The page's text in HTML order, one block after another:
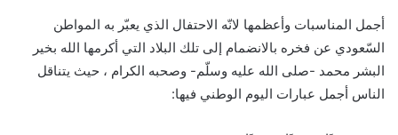
أجمل المناسبات وأعظمها لانّه الاحتفال الذي يعبّر به المواطن
السّعودي عن فخره بالانضمام إلى تلك البلاد التي أكرمها الله بخير
البشر محمد -صلى الله عليه وسلّم- وصحبه الكرام ، حيث يتناقل
الناس أجمل عبارات اليوم الوطني فيها: